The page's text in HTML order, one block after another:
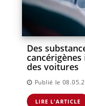
Des
des voitures
Publié le
LIRE L'ARTICLE